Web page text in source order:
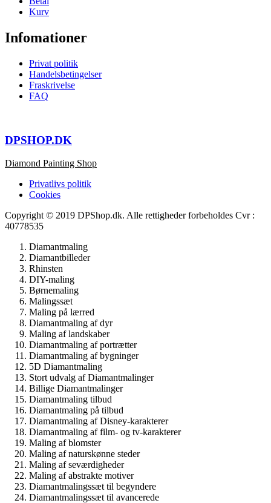
Kurv
Infomationer
Privat politik
Handelsbetingelser
Fraskrivelse
FAQ
DPSHOP.DK
Diamond Painting Shop
Privatlivs politik
Cookies
Copyright © 2019 DPShop.dk. Alle rettigheder forbeholdes Cvr :
40778535
Diamantmaling
Diamantbilleder
Rhinsten
DIY-maling
Børnemaling
Malingssæt
Maling på lærred
Diamantmaling af dyr
Maling af landskaber
Diamantmaling af portrætter
Diamantmaling af bygninger
5D Diamantmaling
Stort udvalg af Diamantmalinger
Billige Diamantmalinger
Diamantmaling tilbud
Diamantmaling på tilbud
Diamantmaling af Disney-karakterer
Diamantmaling af film- og tv-karakterer
Maling af blomster
Maling af naturskønne steder
Maling af seværdigheder
Maling af abstrakte motiver
Diamantmalingssæt til begyndere
Diamantmalingssæt til avancerede